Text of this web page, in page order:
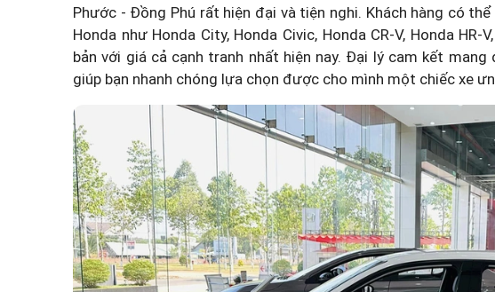
Phước - Đồng Phú rất hiện đại và tiện nghi. Khách hàng có
Honda như Honda City, Honda Civic, Honda CR-V, Honda
bản với giá cả cạnh tranh nhất hiện nay. Đại lý cam kết
giúp bạn nhanh chóng lựa chọn được cho mình một chiếc xe